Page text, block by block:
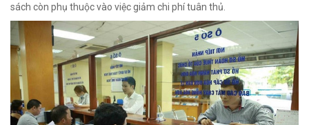
sách còn phụ thuộc vào việc giảm chi phí tuân thủ.